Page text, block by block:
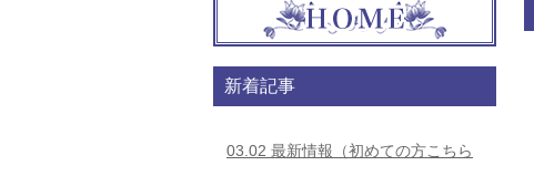
新着記事
03.02 最新情報（初めての方こちら